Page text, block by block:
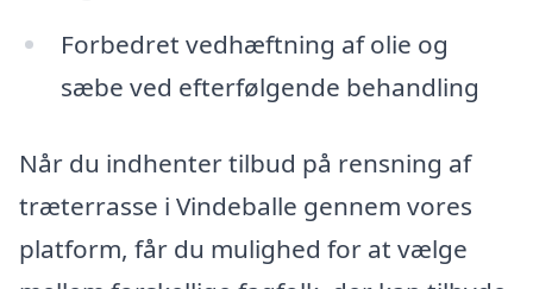
Forbedret vedhæftning af olie og
sæbe ved efterfølgende behandling
Når du indhenter tilbud på rensning af
træterrasse i Vindeballe gennem vores
platform, får du mulighed for at vælge